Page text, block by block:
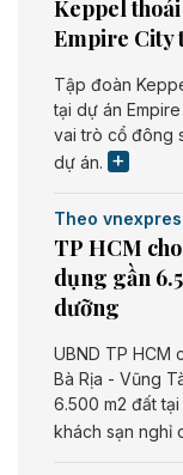
Keppel
Empire City
Tập đoàn
tại dự án
vai trò cổ đông
dự án.
Theo
TP HCM
dụng gần
dưỡng
UBND TP HCM
Bà Rịa - Vũng
6.500 m2 đất
khách sạn nghỉ